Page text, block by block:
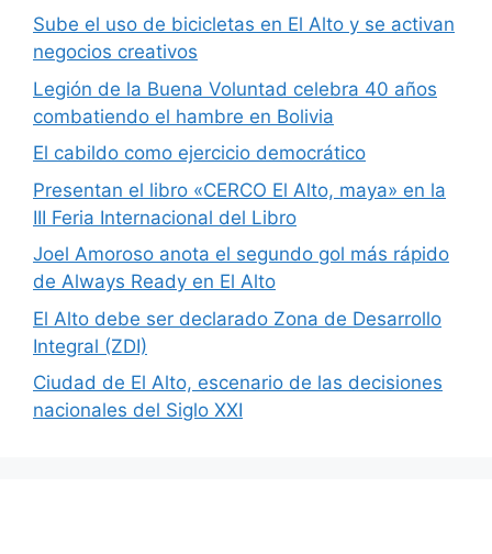
Sube el uso de bicicletas en El Alto y se activan
negocios creativos
Legión de la Buena Voluntad celebra 40 años
combatiendo el hambre en Bolivia
El cabildo como ejercicio democrático
Presentan el libro «CERCO El Alto, maya» en la
III Feria Internacional del Libro
Joel Amoroso anota el segundo gol más rápido
de Always Ready en El Alto
El Alto debe ser declarado Zona de Desarrollo
Integral (ZDI)
Ciudad de El Alto, escenario de las decisiones
nacionales del Siglo XXI